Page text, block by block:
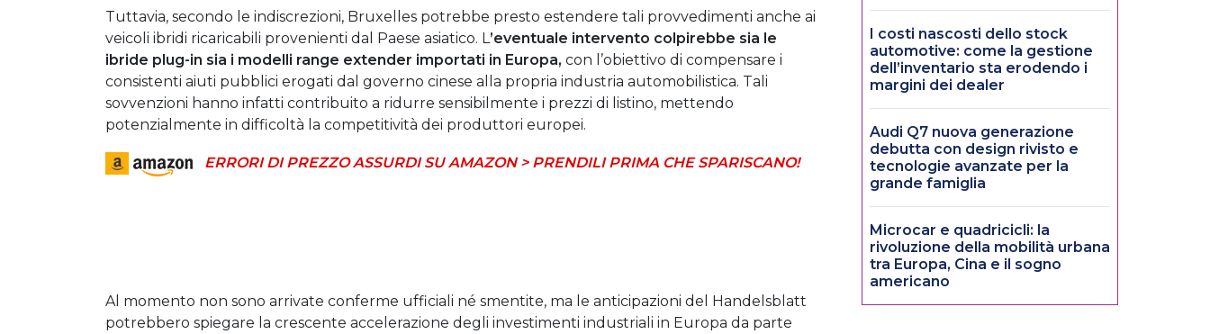
Tuttavia, secondo le indiscrezioni, Bruxelles potrebbe presto estendere tali provvedimenti anche ai
veicoli ibridi ricaricabili provenienti dal Paese asiatico. L ’eventuale intervento colpirebbe sia le
ibride plug-in sia i modelli range extender importati in Europa, con l’obiettivo di compensare i
consistenti aiuti pubblici erogati dal governo cinese alla propria industria automobilistica. Tali
sovvenzioni hanno infatti contribuito a ridurre sensibilmente i prezzi di listino, mettendo
potenzialmente in difficoltà la competitività dei produttori europei.
ERRORI DI PREZZO ASSURDI SU AMAZON > PRENDILI PRIMA CHE SPARISCANO!
Al momento non sono arrivate conferme ufficiali né smentite, ma le anticipazioni del Handelsblatt
potrebbero spiegare la crescente accelerazione degli investimenti industriali in Europa da parte
I costi nascosti dello stock
automotive: come la gestione
dell’inventario sta erodendo i
margini dei dealer
Audi Q7 nuova generazione
debutta con design rivisto e
tecnologie avanzate per la
grande famiglia
Microcar e quadricicli: la
rivoluzione della mobilità urbana
tra Europa, Cina e il sogno
americano